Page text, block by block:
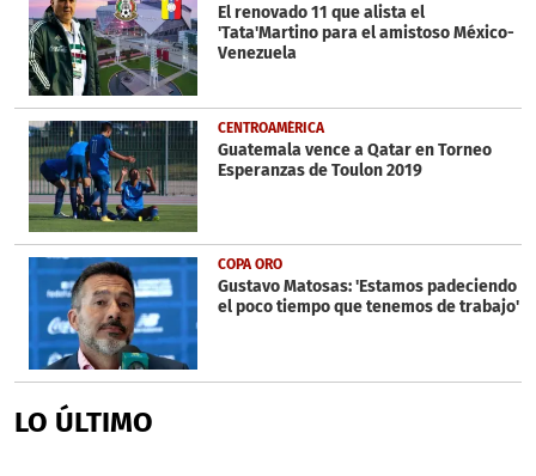
El renovado 11 que alista el
'Tata'Martino para el amistoso México-
Venezuela
CENTROAMÉRICA
Guatemala vence a Qatar en Torneo
Esperanzas de Toulon 2019
COPA ORO
Gustavo Matosas: 'Estamos padeciendo
el poco tiempo que tenemos de trabajo'
LO ÚLTIMO